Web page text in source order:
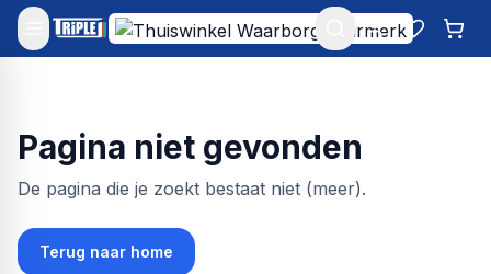
Mijn account
Pagina niet gevonden
De pagina die je zoekt bestaat niet (meer).
Terug naar home